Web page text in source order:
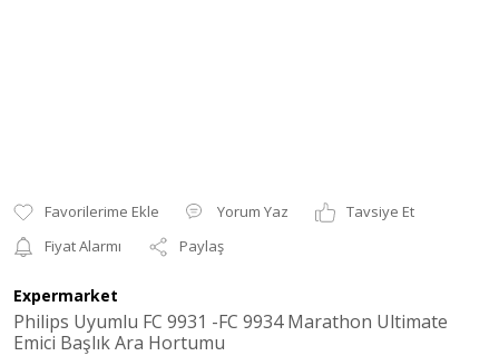
Yorum Yaz
Tavsiye Et
Fiyat Alarmı
Paylaş
Expermarket
Philips Uyumlu FC 9931 -FC 9934 Marathon Ultimate
Emici Başlık Ara Hortumu